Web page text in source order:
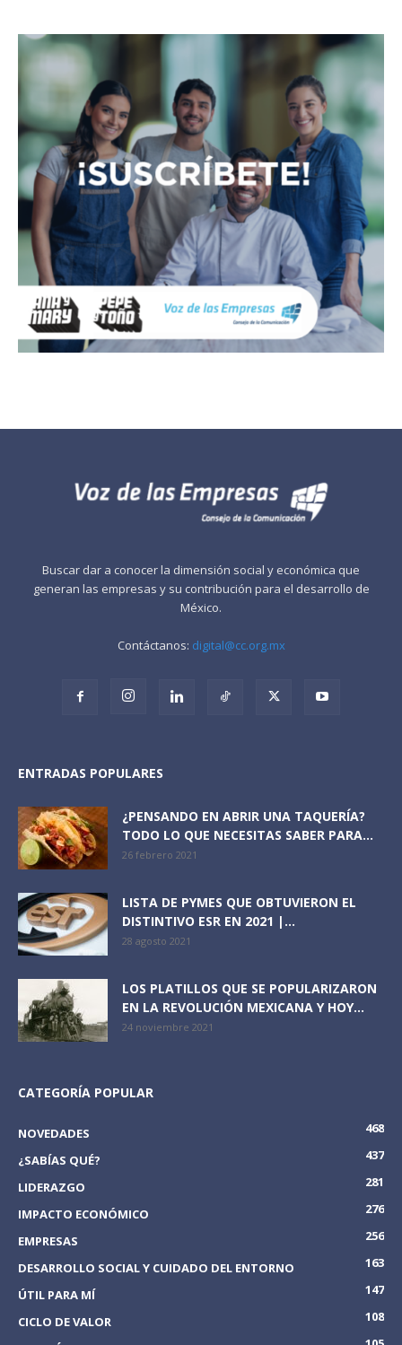
Buscar dar a conocer la dimensión social y económica que
generan las empresas y su contribución para el desarrollo de
México.
Contáctanos: digital@cc.org.mx
ENTRADAS POPULARES
¿PENSANDO EN ABRIR UNA TAQUERÍA?
TODO LO QUE NECESITAS SABER PARA...
26 febrero 2021
LISTA DE PYMES QUE OBTUVIERON EL
DISTINTIVO ESR EN 2021 |...
28 agosto 2021
LOS PLATILLOS QUE SE POPULARIZARON
EN LA REVOLUCIÓN MEXICANA Y HOY...
24 noviembre 2021
CATEGORÍA POPULAR
NOVEDADES
468
¿SABÍAS QUÉ?
437
LIDERAZGO
281
IMPACTO ECONÓMICO
276
EMPRESAS
256
DESARROLLO SOCIAL Y CUIDADO DEL ENTORNO
163
ÚTIL PARA MÍ
147
CICLO DE VALOR
108